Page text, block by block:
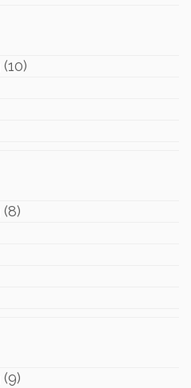
(10)
(8)
(9)